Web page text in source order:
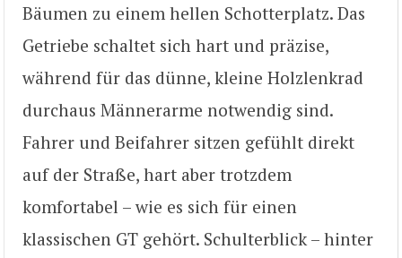
Bäumen zu einem hellen Schotterplatz. Das
Getriebe schaltet sich hart und präzise,
während für das dünne, kleine Holzlenkrad
durchaus Männerarme notwendig sind.
Fahrer und Beifahrer sitzen gefühlt direkt
auf der Straße, hart aber trotzdem
komfortabel – wie es sich für einen
klassischen GT gehört. Schulterblick – hinter